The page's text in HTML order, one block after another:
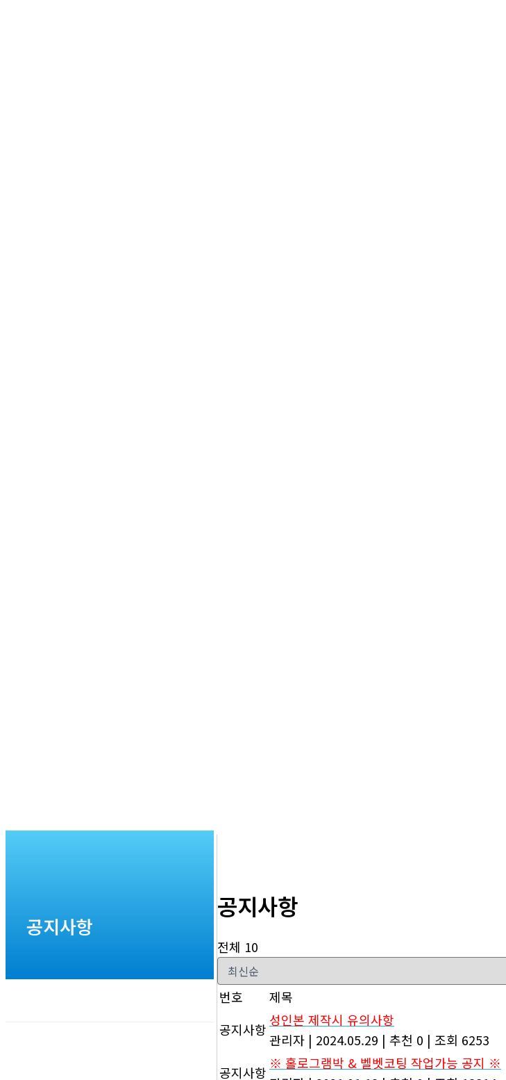
공지사항
공지사항
전체 10
번호 제목
공지사항
성인본 제작시 유의사항
관리자 | 2024.05.29 | 추천 0 | 조회 6253
공지사항
※ 홀로그램박 & 벨벳코팅 작업가능 공지 ※